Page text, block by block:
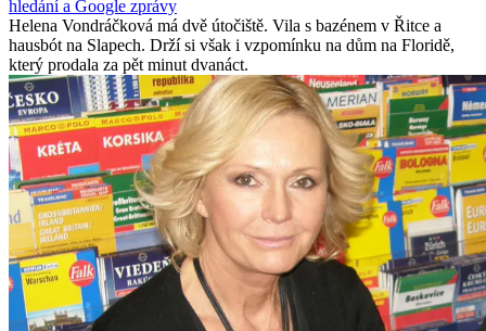
hledání a Google zprávy
Helena Vondráčková má dvě útočiště. Vila s bazénem v Řitce a
hausbót na Slapech. Drží si však i vzpomínku na dům na Floridě,
který prodala za pět minut dvanáct.